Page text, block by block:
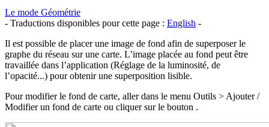
Le mode Géométrie
- Traductions disponibles pour cette page : English -
Il est possible de placer une image de fond afin de superposer le
graphe du réseau sur une carte. L’image placée au fond peut être
travaillée dans l’application (Réglage de la luminosité, de
l’opacité...) pour obtenir une superposition lisible.
Pour modifier le fond de carte, aller dans le menu Outils > Ajouter /
Modifier un fond de carte ou cliquer sur le bouton .